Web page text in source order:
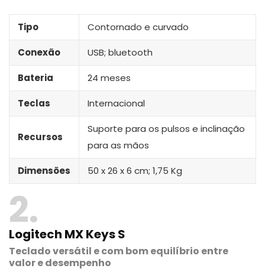
Tipo Contornado e curvado
Conexão USB; bluetooth
Bateria 24 meses
Teclas Internacional
Recursos
Suporte para os pulsos e inclinação
para as mãos
Dimensões ‎50 x 26 x 6 cm; 1,75 Kg
2
Logitech MX Keys S
Teclado versátil e com bom equilíbrio entre
valor e desempenho